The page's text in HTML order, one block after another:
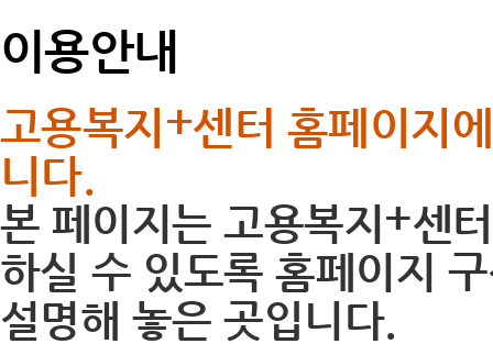
이용안내
고용복지 +센터 홈페이지
니다.
본 페이지는 고용복지 +센
하실 수 있도록 홈페이지
설명해 놓은 곳입니다.